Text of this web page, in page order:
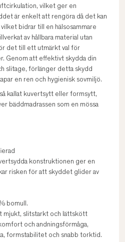
vilket ger en
är enkelt att rengöra då det kan
bidrar till en hälsosammare
av hållbara material utan
det till ett utmärkt val för
Genom att effektivt skydda din
slitage, förlänger detta skydd
en ren och hygienisk sovmiljö.
kallat kuvertsytt eller formsytt,
bäddmadrassen som en mössa
konstruktionen ger en
risken för att skyddet glider av
bomull.
mjukt, slitstarkt och lättskött
och andningsförmåga,
formstabilitet och snabb torktid.